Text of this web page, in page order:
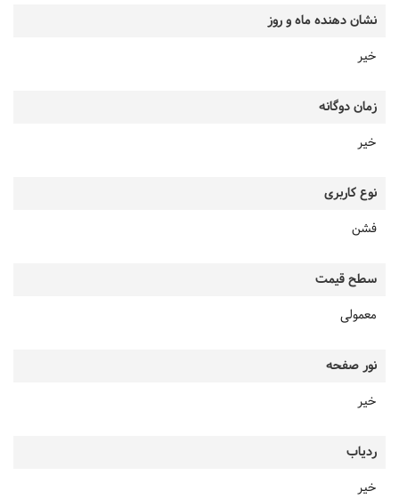
نشان دهنده ماه و روز
خیر
زمان دوگانه
خیر
نوع کاربری
فشن
سطح قیمت
معمولی
نور صفحه
خیر
ردیاب
خیر